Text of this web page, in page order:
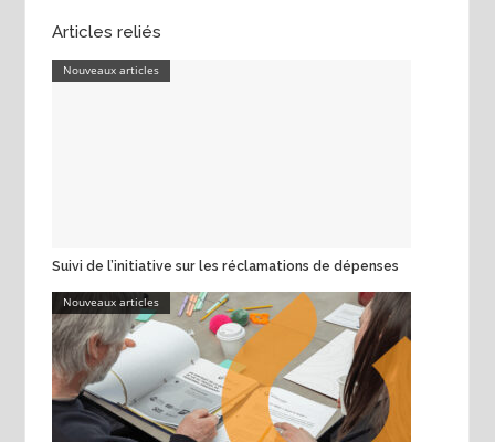
Articles reliés
Nouveaux articles
Suivi de l’initiative sur les réclamations de dépenses
Nouveaux articles